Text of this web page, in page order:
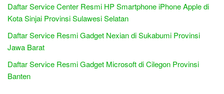
Daftar Service Center Resmi HP Smartphone iPhone Apple di
Kota Sinjai Provinsi Sulawesi Selatan
Daftar Service Resmi Gadget Nexian di Sukabumi Provinsi
Jawa Barat
Daftar Service Resmi Gadget Microsoft di Cilegon Provinsi
Banten